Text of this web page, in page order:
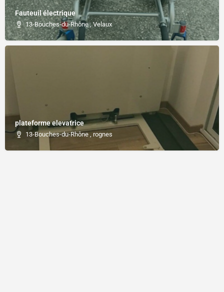
Fauteuil électrique
13-Bouches-du-Rhône , Velaux
plateforme elevatrice
13-Bouches-du-Rhône , rognes